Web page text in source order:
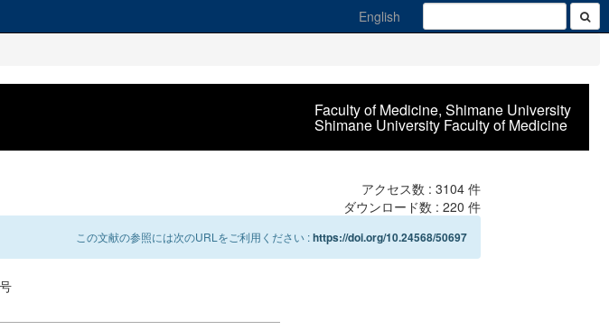
English
Faculty of Medicine, Shimane University
Shimane University Faculty of Medicine
アクセス数 : 3104件
ダウンロード数 : 220 件
この文献の参照には次のURLをご利用ください :https://doi.org/10.24568/50697